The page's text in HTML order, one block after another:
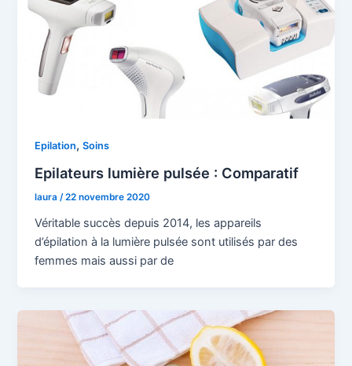
Epilation,Soins
Epilateurs lumière pulsée : Comparatif
laura/22 novembre 2020
Véritable succès depuis 2014, les appareils
d’épilation à la lumière pulsée sont utilisés par des
femmes mais aussi par de